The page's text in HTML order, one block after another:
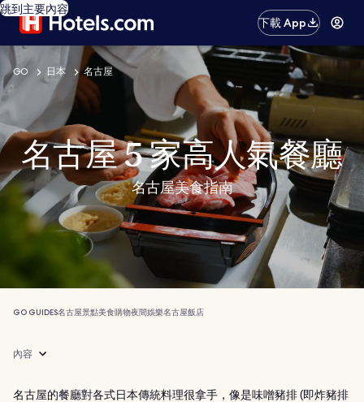
跳到主要內容
下載 App
GO 日本 名古屋
名古屋 5 家高人氣餐廳
名古屋美食指南
GO GUIDES名古屋景點美食購物夜間娛樂名古屋飯店
內容
名古屋的餐廳對各式日本傳統料理很拿手，像是味噌豬排 (即炸豬排